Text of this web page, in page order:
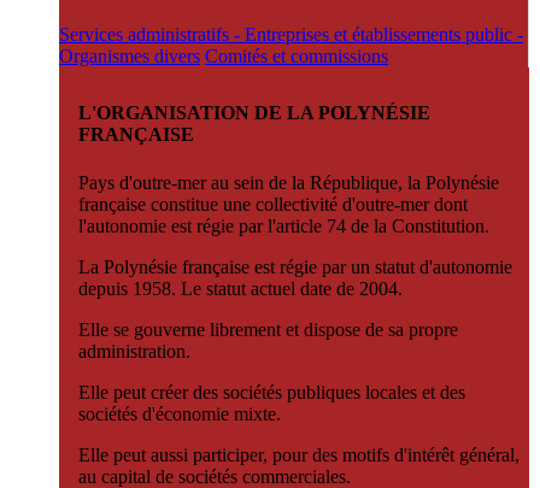
Services administratifs - Entreprises et établissements public -
Organismes divers Comités et commissions
L'ORGANISATION DE LA POLYNÉSIE
FRANÇAISE
Pays d'outre-mer au sein de la République, la Polynésie
française constitue une collectivité d'outre-mer dont
l'autonomie est régie par l'article 74 de la Constitution.
La Polynésie française est régie par un statut d'autonomie
depuis 1958. Le statut actuel date de 2004.
Elle se gouverne librement et dispose de sa propre
administration.
Elle peut créer des sociétés publiques locales et des
sociétés d'économie mixte.
Elle peut aussi participer, pour des motifs d'intérêt général,
au capital de sociétés commerciales.